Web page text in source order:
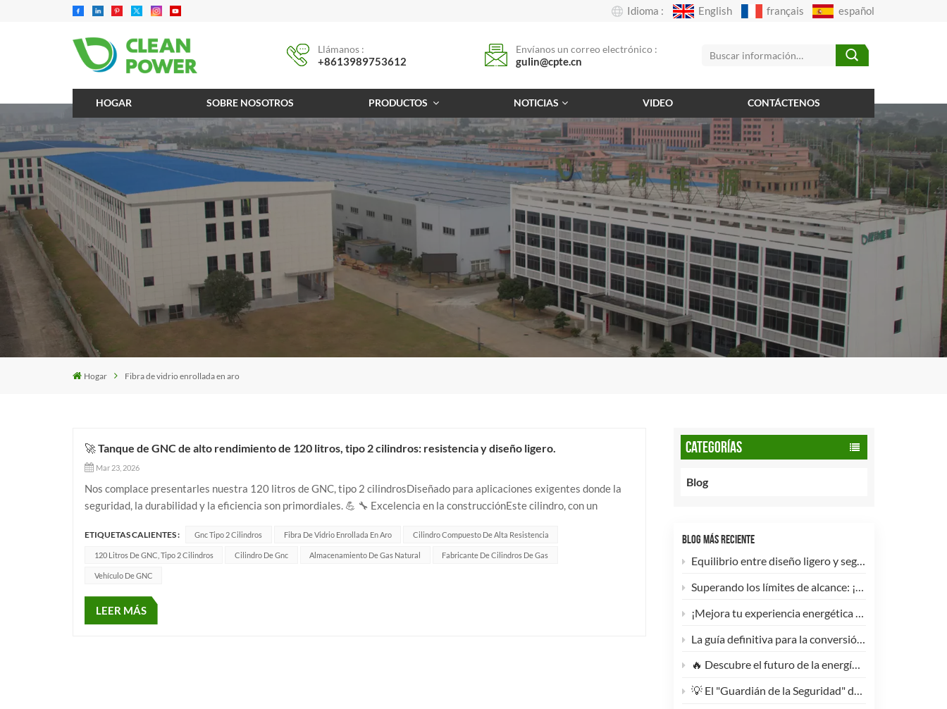
Idioma : English français español
Llámanos :
+8613989753612
Envíanos un correo electrónico :
gulin@cpte.cn
HOGAR SOBRE NOSOTROS PRODUCTOS NOTICIAS VIDEO CONTÁCTENOS
Hogar Fibra de vidrio enrollada en aro
CATEGORÍAS
Blog
BLOG MÁS RECIENTE
Equilibrio entre diseño ligero y seguridad: cómo los cilindros de GNC tipo 2 de 90 litros potencian las flotas comerciales.
Superando los límites de alcance: ¡Los cilindros de hidrógeno para UAV tipo 4 ya están disponibles para personalización de alta eficiencia!
¡Mejora tu experiencia energética con nuestra bombona de GLP compuesta de 5 kg! 🚀✨
La guía definitiva para la conversión de camiones pesados ​​a GNC: Por qué este cilindro de GNC tipo 1 de 200 litros supone un cambio radical para la reducción de costes de la flota.
🔥 Descubre el futuro de la energía: ¡Conoce la elegante y ultraligera bombona de GLP compuesta de 10 kg!
💡 El "Guardián de la Seguridad" del Gas Industrial y la Supresión de Incendios: Un Análisis en Profundidad de los Cilindros de Gas sin Costura de Acero de Alto Rendimiento
🚀 Tanque de GNC de alto rendimiento de 120 litros, tipo 2 cilindros: resistencia y diseño ligero.
Mar 23, 2026
Nos complace presentarles nuestra 120 litros de GNC, tipo 2 cilindrosDiseñado para aplicaciones exigentes donde la
seguridad, la durabilidad y la eficiencia son primordiales. 💪 🔧 Excelencia en la construcciónEste cilindro, con un
ETIQUETAS CALIENTES : Gnc Tipo 2 Cilindros Fibra De Vidrio Enrollada En Aro Cilindro Compuesto De Alta Resistencia
120 Litros De GNC, Tipo 2 Cilindros Cilindro De Gnc Almacenamiento De Gas Natural Fabricante De Cilindros De Gas
Vehículo De GNC
LEER MÁS